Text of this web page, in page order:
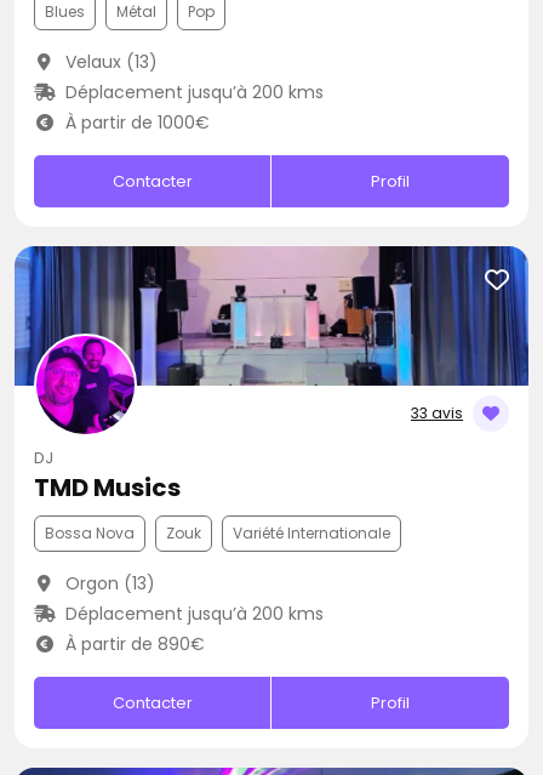
Blues Métal Pop
Velaux (13)
Déplacement jusqu’à 200 kms
À partir de 1000€
Contacter Profil
33 avis
DJ
TMD Musics
Bossa Nova Zouk Variété Internationale
Orgon (13)
Déplacement jusqu’à 200 kms
À partir de 890€
Contacter Profil